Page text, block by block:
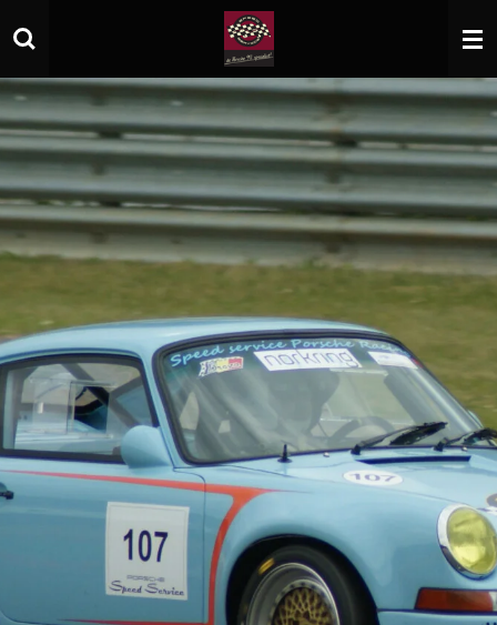
Zum
Hauptinhalt
springen